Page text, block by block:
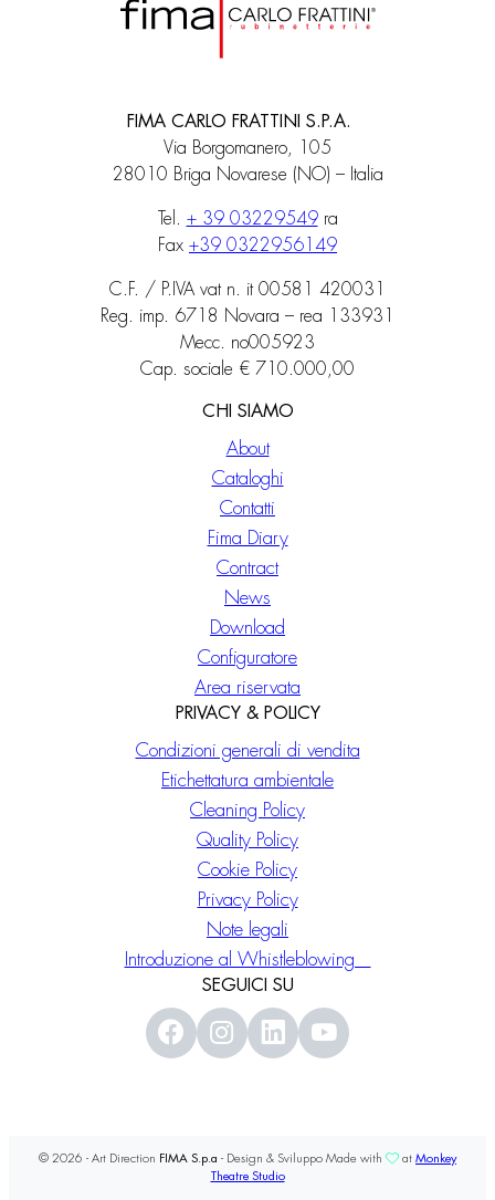
FIMA CARLO FRATTINI S.P.A.
Via Borgomanero, 105
28010 Briga Novarese (NO) – Italia
Tel. + 39 03229549ra
Fax +39 0322956149
C.F. / P.IVA vat n. it 00581 420031
Reg. imp. 6718 Novara – rea 133931
Mecc. no005923
Cap. sociale € 710.000,00
CHI SIAMO
About
Cataloghi
Contatti
Fima Diary
Contract
News
Download
Configuratore
Area riservata
PRIVACY & POLICY
Condizioni generali di vendita
Etichettatura ambientale
Cleaning Policy
Quality Policy
Cookie Policy
Privacy Policy
Note legali
Introduzione al Whistleblowing
SEGUICI SU
© 2026 - Art Direction FIMA S.p.a - Design & Sviluppo Made with at Monkey
Theatre Studio